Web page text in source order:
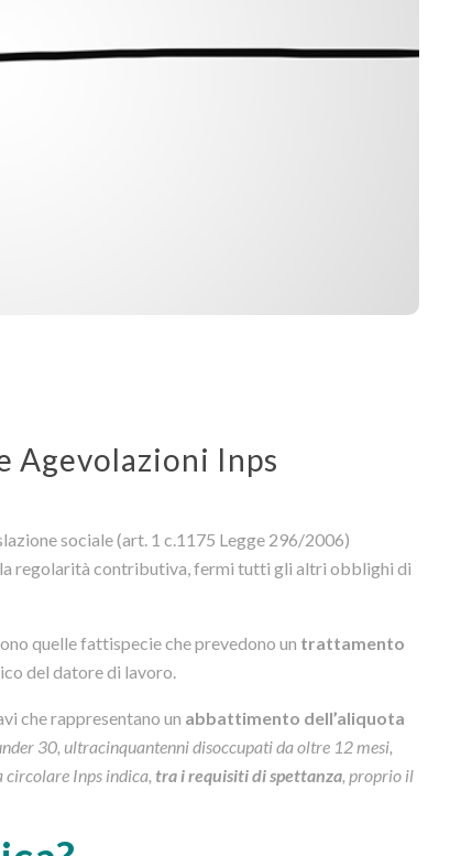
Agevolazioni Inps
sociale (art. 1 c.1175 Legge 296/2006)
regolarità contributiva, fermi tutti gli altri obblighi di
quelle fattispecie che prevedono un trattamento
del datore di lavoro.
che rappresentano un abbattimento dell’aliquota
30, ultracinquantenni disoccupati da oltre 12 mesi,
Inps indica, tra i requisiti di spettanza, proprio il